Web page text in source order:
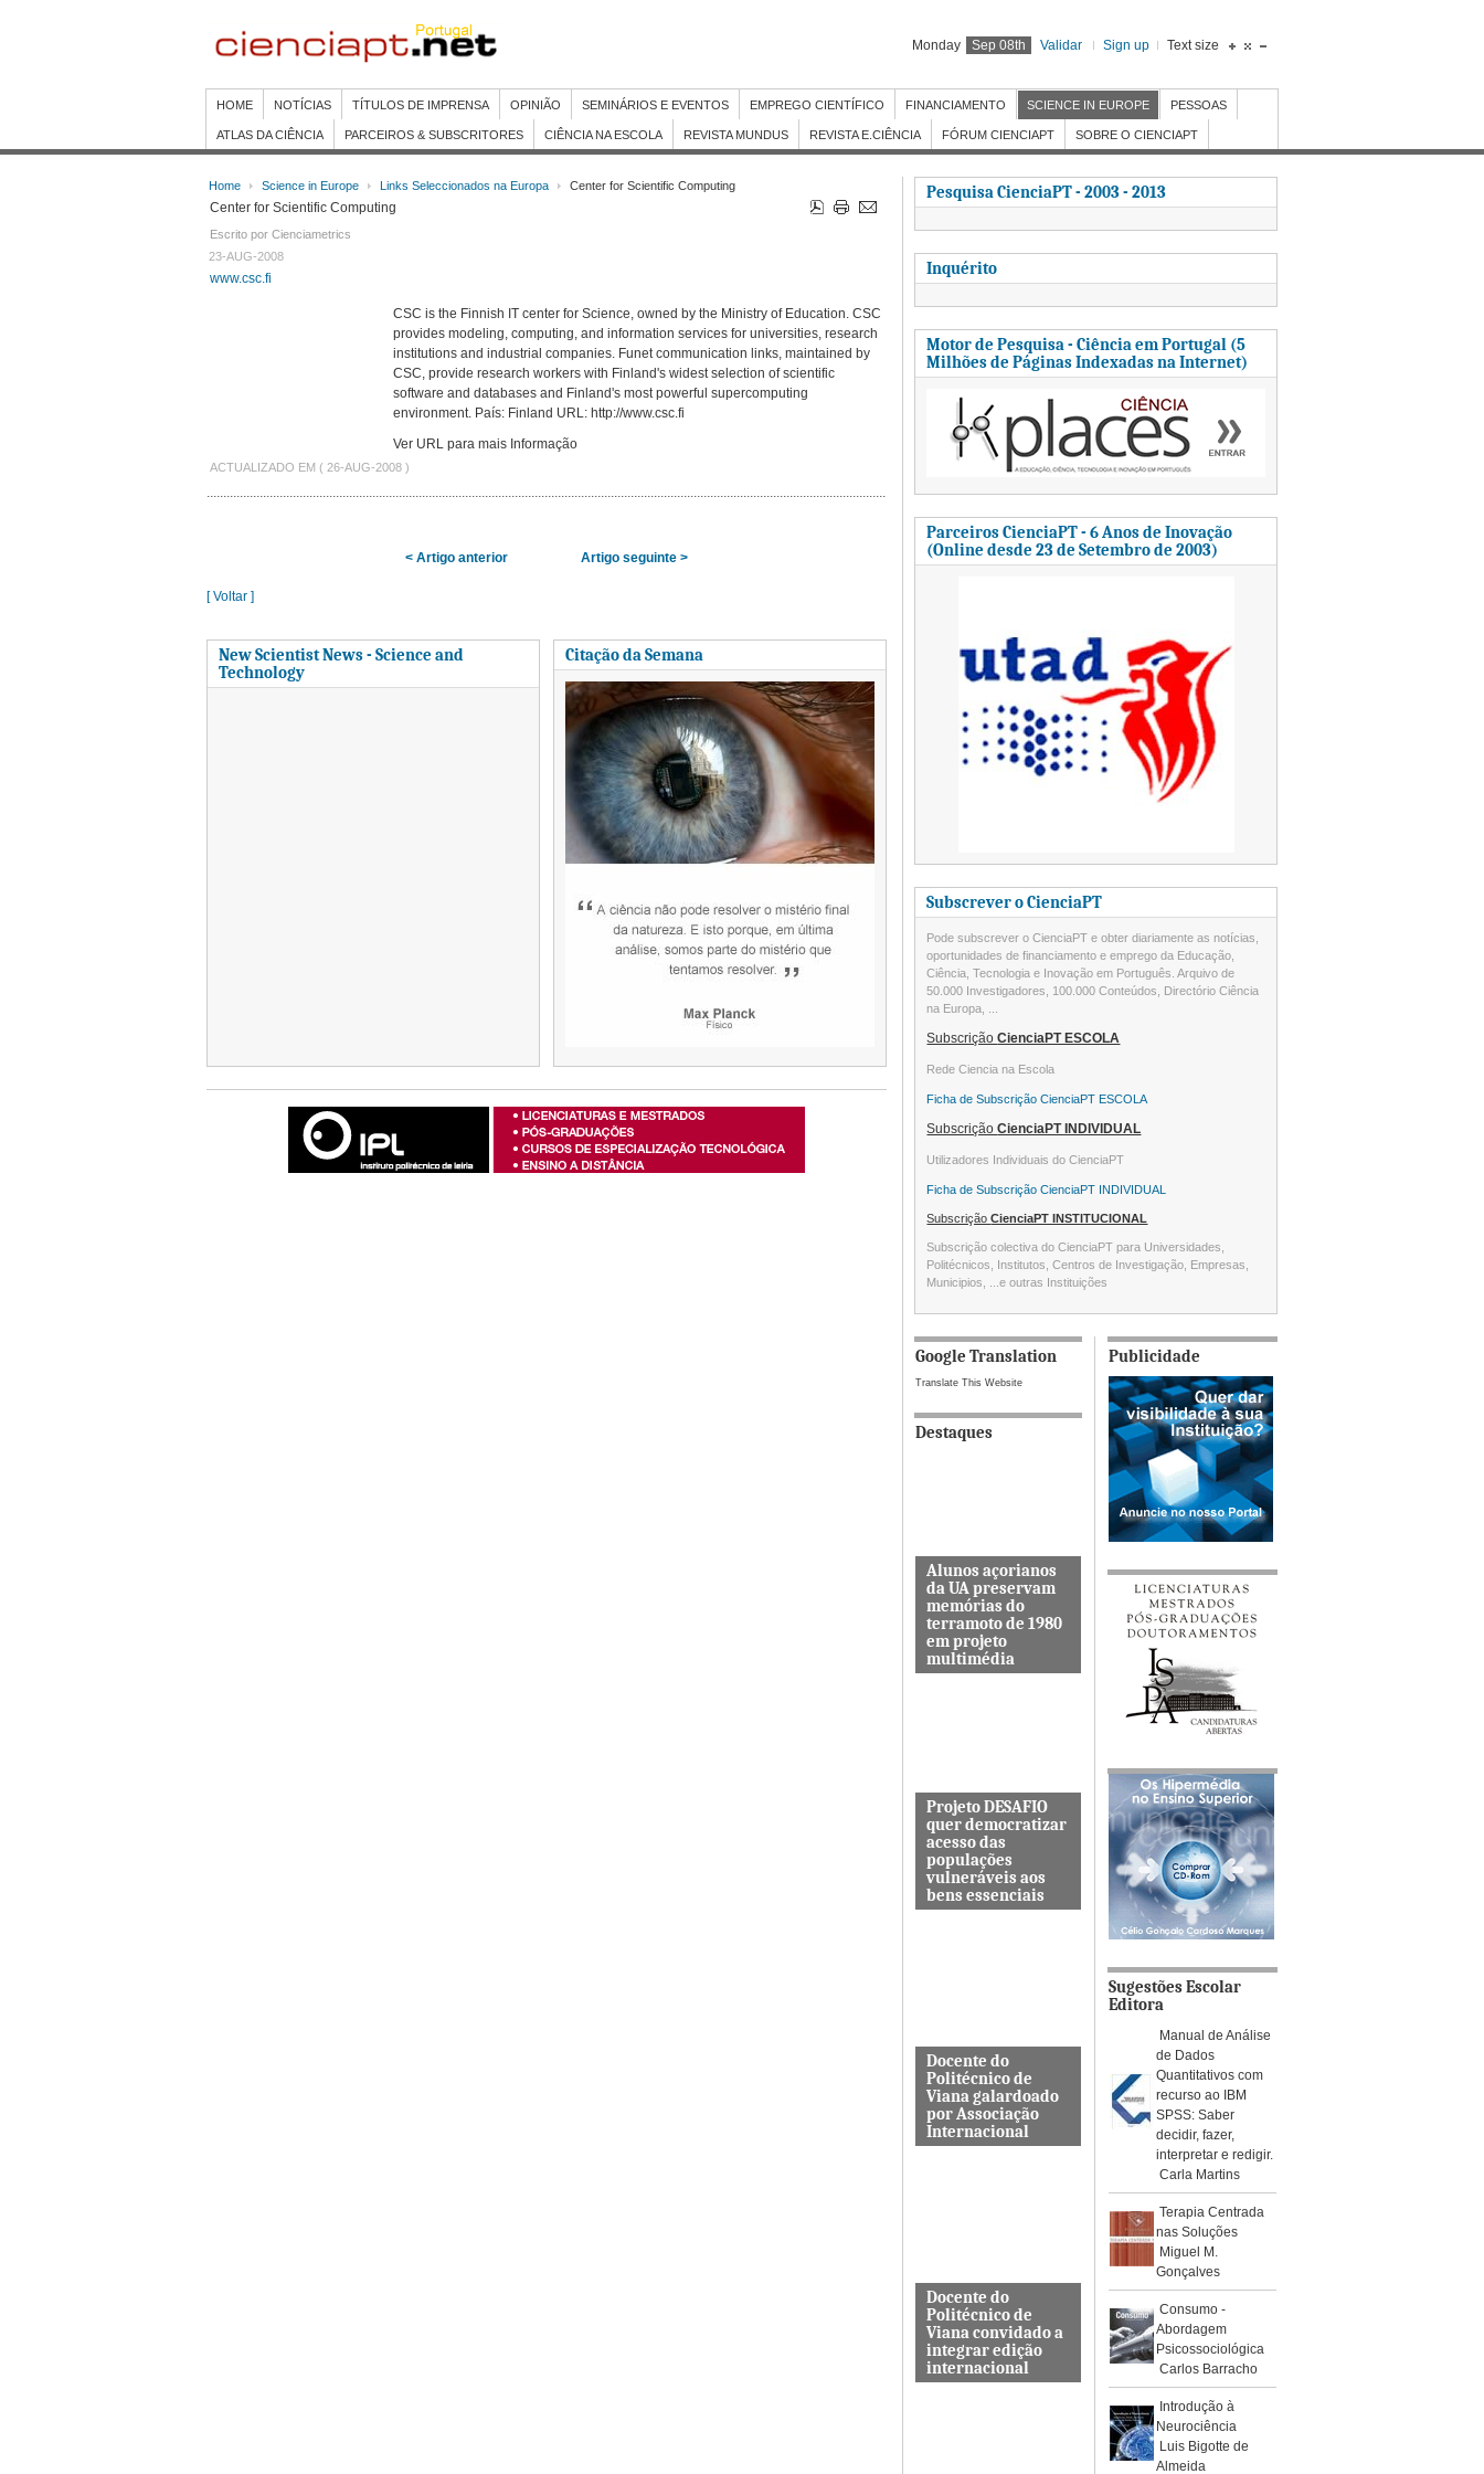
Monday Sep 08th Validar Sign up Text size
HOME NOTÍCIAS TÍTULOS DE IMPRENSA OPINIÃO SEMINÁRIOS E EVENTOS EMPREGO CIENTÍFICO FINANCIAMENTO SCIENCE IN EUROPE PESSOAS
ATLAS DA CIÊNCIA PARCEIROS & SUBSCRITORES CIÊNCIA NA ESCOLA REVISTA MUNDUS REVISTA E.CIÊNCIA FÓRUM CIENCIAPT SOBRE O CIENCIAPT
Home Science in Europe Links Seleccionados na Europa Center for Scientific Computing
Center for Scientific Computing
Escrito por Cienciametrics
23-AUG-2008
www.csc.fi
CSC is the Finnish IT center for Science, owned by the Ministry of Education. CSC
provides modeling, computing, and information services for universities, research
institutions and industrial companies. Funet communication links, maintained by
CSC, provide research workers with Finland's widest selection of scientific
software and databases and Finland's most powerful supercomputing
environment. País: Finland URL: http://www.csc.fi
Ver URL para mais Informação
ACTUALIZADO EM ( 26-AUG-2008 )
< Artigo anterior Artigo seguinte >
[ Voltar ]
New Scientist News - Science and
Technology
Citação da Semana
Pesquisa CienciaPT - 2003 - 2013
Inquérito
Motor de Pesquisa - Ciência em Portugal (5
Milhões de Páginas Indexadas na Internet)
Parceiros CienciaPT - 6 Anos de Inovação
(Online desde 23 de Setembro de 2003)
Subscrever o CienciaPT
Pode subscrever o CienciaPT e obter diariamente as notícias,
oportunidades de financiamento e emprego da Educação,
Ciência, Tecnologia e Inovação em Português. Arquivo de
50.000 Investigadores, 100.000 Conteúdos, Directório Ciência
na Europa, ...
SubscriçãoCienciaPT ESCOLA
Rede Ciencia na Escola
Ficha de Subscrição CienciaPT ESCOLA
SubscriçãoCienciaPT INDIVIDUAL
Utilizadores Individuais do CienciaPT
Ficha de Subscrição CienciaPT INDIVIDUAL
SubscriçãoCienciaPT INSTITUCIONAL
Subscrição colectiva do CienciaPT para Universidades,
Politécnicos, Institutos, Centros de Investigação, Empresas,
Municipios, ...e outras Instituições
Google Translation
Translate This Website
Destaques
Alunos açorianos
da UA preservam
memórias do
terramoto de 1980
em projeto
multimédia
Projeto DESAFIO
quer democratizar
acesso das
populações
vulneráveis aos
bens essenciais
Docente do
Politécnico de
Viana galardoado
por Associação
Internacional
Docente do
Politécnico de
Viana convidado a
integrar edição
internacional
Publicidade
Sugestões Escolar
Editora
Manual de Análise
de Dados
Quantitativos com
recurso ao IBM
SPSS: Saber
decidir, fazer,
interpretar e redigir.
Carla Martins
Terapia Centrada
nas Soluções
Miguel M.
Gonçalves
Consumo -
Abordagem
Psicossociológica
Carlos Barracho
Introdução à
Neurociência
Luis Bigotte de
Almeida